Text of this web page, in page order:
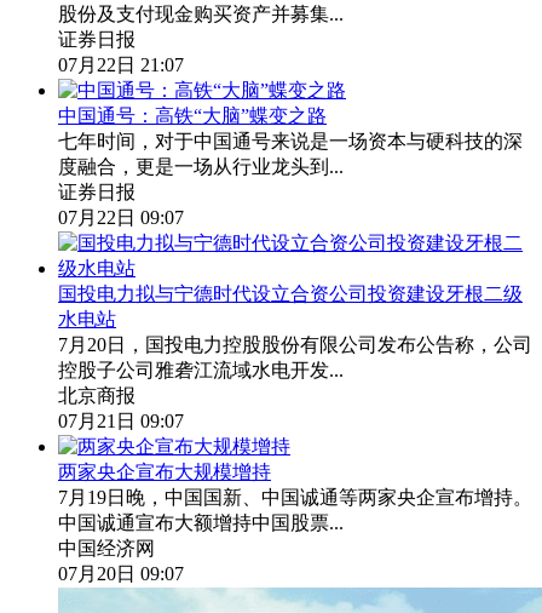
股份及支付现金购买资产并募集...
证券日报
07月22日 21:07
中国通号：高铁“大脑”蝶变之路
七年时间，对于中国通号来说是一场资本与硬科技的深
度融合，更是一场从行业龙头到...
证券日报
07月22日 09:07
国投电力拟与宁德时代设立合资公司投资建设牙根二级
水电站
7月20日，国投电力控股股份有限公司发布公告称，公司
控股子公司雅砻江流域水电开发...
北京商报
07月21日 09:07
两家央企宣布大规模增持
7月19日晚，中国国新、中国诚通等两家央企宣布增持。
中国诚通宣布大额增持中国股票...
中国经济网
07月20日 09:07